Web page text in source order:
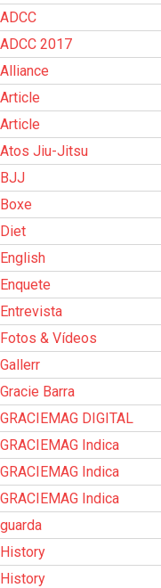
ADCC
ADCC 2017
Alliance
Article
Article
Atos Jiu-Jitsu
BJJ
Boxe
Diet
English
Enquete
Entrevista
Fotos & Vídeos
Gallerr
Gracie Barra
GRACIEMAG DIGITAL
GRACIEMAG Indica
GRACIEMAG Indica
GRACIEMAG Indica
guarda
History
History